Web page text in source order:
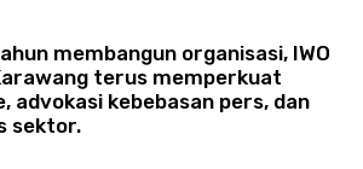
membangun organisasi, IWO
terus memperkuat
advokasi kebebasan pers, dan
sektor.